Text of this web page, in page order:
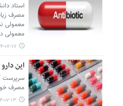
استاد
مصرف
معمولی
معمولی
۱۴۰۴-۰۷-
این
سرپرست
مصرف
۱۴۰۴-۰۷-